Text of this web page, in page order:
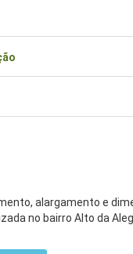
alargamento e
no bairro Alto da